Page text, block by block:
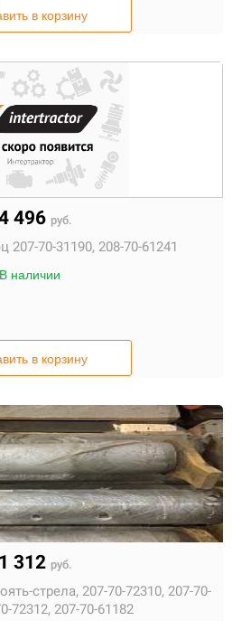
в корзину
496 руб.
207-70-31190, 208-70-61241
В наличии
в корзину
312 руб.
стрела, 207-70-72310, 207-70-
72312, 207-70-61182